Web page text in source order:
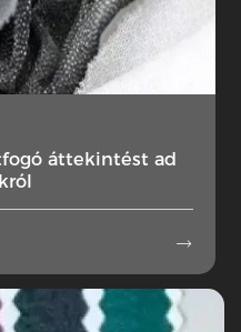
áttekintést ad
